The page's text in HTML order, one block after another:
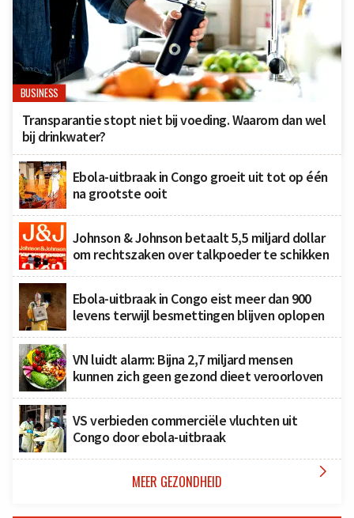
BUSINESS
Transparantie stopt niet bij voeding. Waarom dan wel
bij drinkwater?
Ebola-uitbraak in Congo groeit uit tot op één
na grootste ooit
Johnson & Johnson betaalt 5,5 miljard dollar
om rechtszaken over talkpoeder te schikken
Ebola-uitbraak in Congo eist meer dan 900
levens terwijl besmettingen blijven oplopen
VN luidt alarm: Bijna 2,7 miljard mensen
kunnen zich geen gezond dieet veroorloven
VS verbieden commerciële vluchten uit
Congo door ebola-uitbraak
MEER GEZONDHEID 